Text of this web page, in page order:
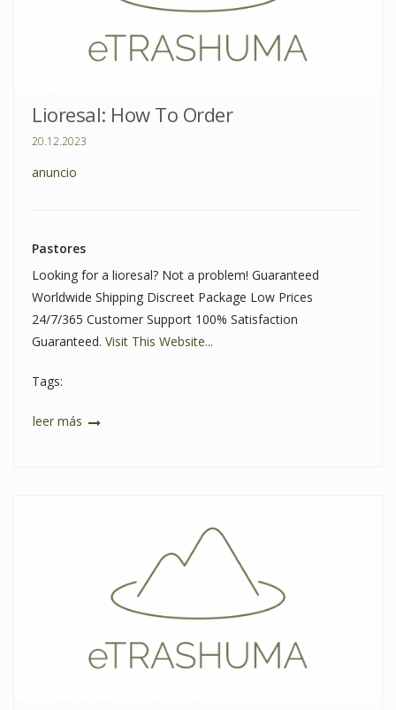
Lioresal: How To Order
20.12.2023
anuncio
Pastores
Looking for a lioresal? Not a problem! Guaranteed
Worldwide Shipping Discreet Package Low Prices
24/7/365 Customer Support 100% Satisfaction
Guaranteed. Visit This Website...
Tags:
leer más